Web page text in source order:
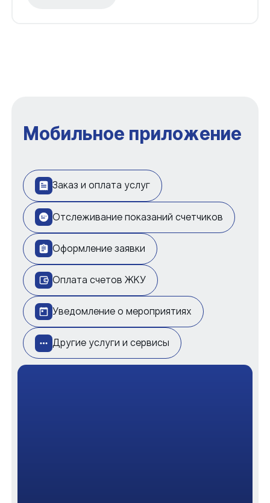
Мобильное приложение
Заказ и оплата услуг
Отслеживание показаний счетчиков
Оформление заявки
Оплата счетов ЖКУ
Уведомление о мероприятиях
Другие услуги и сервисы